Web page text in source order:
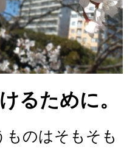
るために。
のはそもそも